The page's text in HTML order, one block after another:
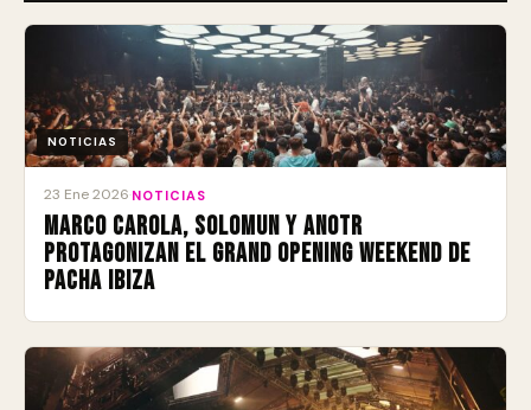
NOTICIAS
23 Ene 2026 NOTICIAS
Marco Carola, Solomun y ANOTR
protagonizan el Grand Opening Weekend de
Pacha Ibiza